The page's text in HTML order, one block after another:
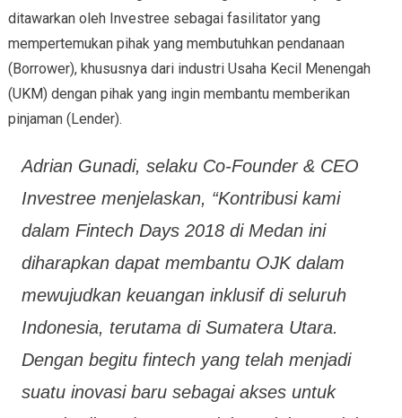
ditawarkan oleh Investree sebagai fasilitator yang
mempertemukan pihak yang membutuhkan pendanaan
(Borrower), khususnya dari industri Usaha Kecil Menengah
(UKM) dengan pihak yang ingin membantu memberikan
pinjaman (Lender).
Adrian Gunadi, selaku Co-Founder & CEO
Investree menjelaskan, “Kontribusi kami
dalam Fintech Days 2018 di Medan ini
diharapkan dapat membantu OJK dalam
mewujudkan keuangan inklusif di seluruh
Indonesia, terutama di Sumatera Utara.
Dengan begitu fintech yang telah menjadi
suatu inovasi baru sebagai akses untuk